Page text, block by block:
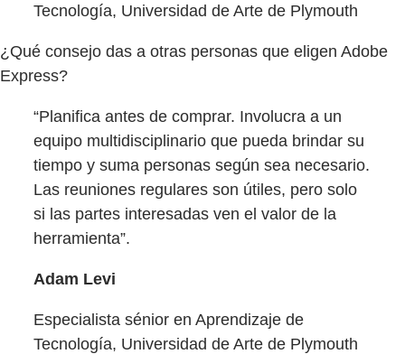
Tecnología, Universidad de Arte de Plymouth
¿Qué consejo das a otras personas que eligen Adobe
Express?
“Planifica antes de comprar. Involucra a un
equipo multidisciplinario que pueda brindar su
tiempo y suma personas según sea necesario.
Las reuniones regulares son útiles, pero solo
si las partes interesadas ven el valor de la
herramienta”.
Adam Levi
Especialista sénior en Aprendizaje de
Tecnología, Universidad de Arte de Plymouth